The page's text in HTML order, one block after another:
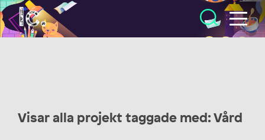
Illustratörcentrum
Visar alla projekt taggade med: Vård